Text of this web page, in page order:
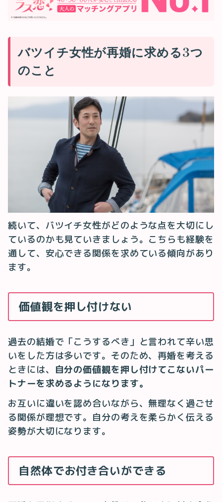
バツイチ女性が再婚に求める3つ
のこと
続いて、バツイチ女性がどのような点を大切にし
ているのかも見ていきましょう。こちらも経験を
通して、安心できる関係を求めている傾向があり
ます。
価値観を押し付けない
過去の結婚で「こうするべき」と言われて辛い思
いをした方は多いです。そのため、再婚を考える
ときには、
自分の価値観を押し付けてこないパー
トナーを求めるようになります。
お互いに違いを認め合いながら、無理なく過ごせ
る関係が理想です。自分の考えを柔らかく伝える
姿勢が大切になります。
自然体でお付き合いができる